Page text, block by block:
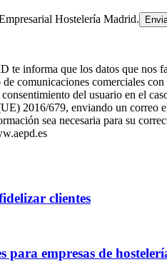
Hostelería Madrid.
que los datos que nos
comunicaciones comerciales
del usuario en el
2016/679, enviando un
sea necesaria para su
clientes
para empresas de